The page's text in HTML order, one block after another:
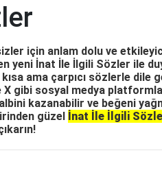
için anlam dolu ve
yeni İnat İle İlgili Sözler ile
ama çarpıcı sözlerle dile
gibi sosyal medya
kazanabilir ve beğeni
güzel İnat İle İlgili